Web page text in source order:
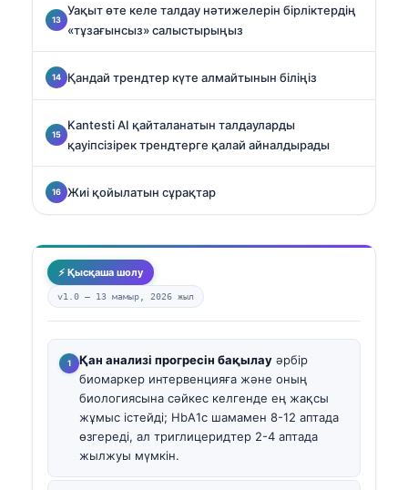
Уақыт өте келе талдау нәтижелерін бірліктердің
«тұзағынсыз» салыстырыңыз
Қандай трендтер күте алмайтынын біліңіз
Kantesti AI қайталанатын талдауларды
қауіпсізірек трендтерге қалай айналдырады
Жиі қойылатын сұрақтар
⚡ Қысқаша шолу
v1.0 — 13 мамыр, 2026 жыл
Қан анализі прогресін бақылау әрбір
биомаркер интервенцияға және оның
биологиясына сәйкес келгенде ең жақсы
жұмыс істейді; HbA1c шамамен 8-12 аптада
өзгереді, ал триглицеридтер 2-4 аптада
жылжуы мүмкін.